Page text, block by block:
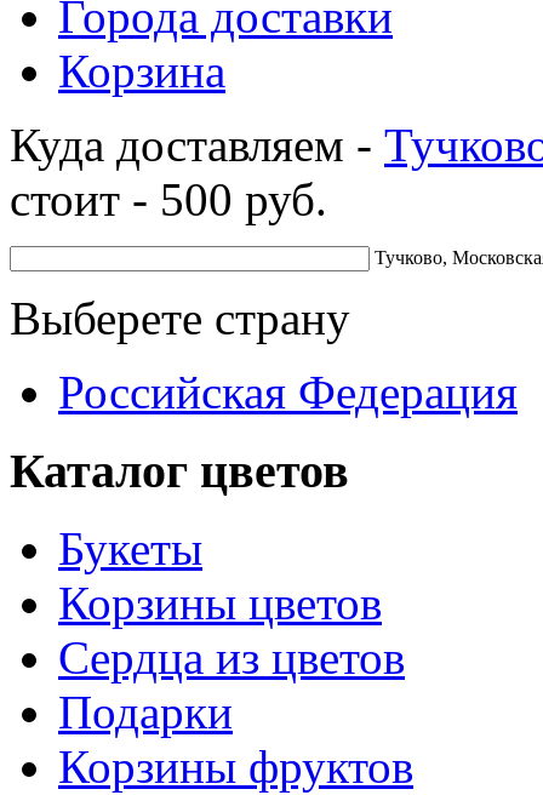
Города доставки
Корзина
Куда доставляем -
стоит - 500 руб.
Тучково,
Выберете страну
Российская Федерация
Каталог цветов
Букеты
Корзины цветов
Сердца из цветов
Подарки
Корзины фруктов